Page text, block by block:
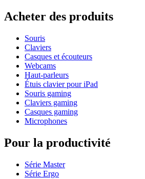
Acheter des produits
Souris
Claviers
Casques et écouteurs
Webcams
Haut-parleurs
Étuis clavier pour iPad
Souris gaming
Claviers gaming
Casques gaming
Microphones
Pour la productivité
Série Master
Série Ergo